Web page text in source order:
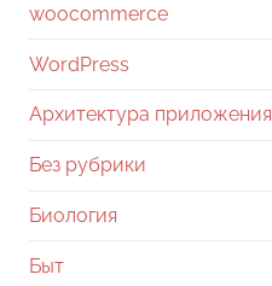
woocommerce
WordPress
Архитектура приложения
Без рубрики
Биология
Быт